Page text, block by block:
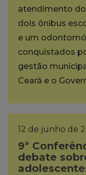
atendimento
dois ônibus
e um
conquistados
gestão
Ceará e o
12 de junho de
9ª
debate